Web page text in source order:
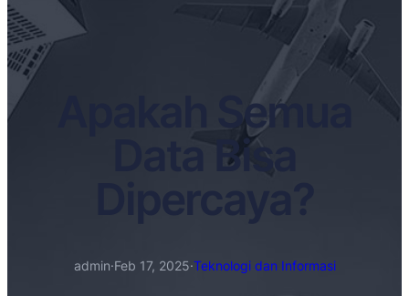
Apakah Semua
Data Bisa
admin·Feb 17, 2025·Teknologi dan Informasi